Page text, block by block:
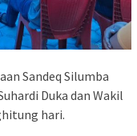
Sandeq Silumba
Duka dan Wakil
hari.